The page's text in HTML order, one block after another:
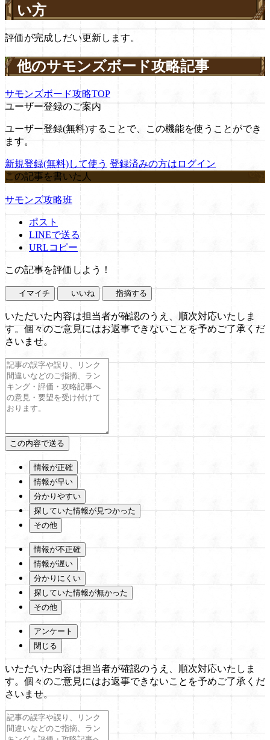
い方
評価が完成しだい更新します。
他のサモンズボード攻略記事
サモンズボード攻略TOP
ユーザー登録のご案内
ユーザー登録(無料)することで、この機能を使うことができ
ます。
新規登録(無料)して使う 登録済みの方はログイン
この記事を書いた人
サモンズ攻略班
ポスト
LINEで送る
URLコピー
この記事を評価しよう！
イマイチ いいね 指摘する
いただいた内容は担当者が確認のうえ、順次対応いたしま
す。個々のご意見にはお返事できないことを予めご了承くだ
さいませ。
情報が正確
情報が早い
分かりやすい
探していた情報が見つかった
その他
情報が不正確
情報が遅い
分かりにくい
探していた情報が無かった
その他
アンケート
閉じる
いただいた内容は担当者が確認のうえ、順次対応いたしま
す。個々のご意見にはお返事できないことを予めご了承くだ
さいませ。